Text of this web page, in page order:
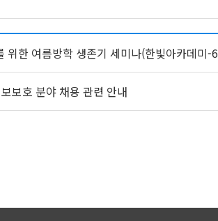
위한 여름방학 생존기 세미나(한빛아카데미-
보호 분야 채용 관련 안내